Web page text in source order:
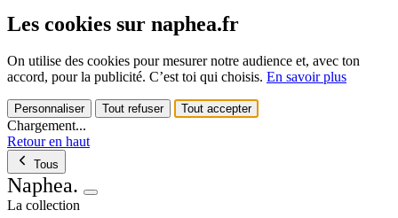
Les cookies sur naphea.fr
On utilise des cookies pour mesurer notre audience et, avec ton
accord, pour la publicité. C’est toi qui choisis. En savoir plus
Personnaliser Tout refuser Tout accepter
Chargement...
Retour en haut
Tous
Naphea.
La collection